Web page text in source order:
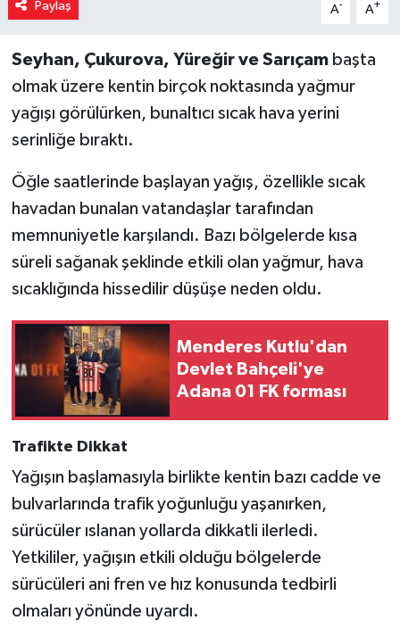
Paylaş A- A+
Seyhan, Çukurova, Yüreğir ve Sarıçambaşta
olmak üzere kentin birçok noktasında yağmur
yağışı görülürken, bunaltıcı sıcak hava yerini
serinliğe bıraktı.
Öğle saatlerinde başlayan yağış, özellikle sıcak
havadan bunalan vatandaşlar tarafından
memnuniyetle karşılandı. Bazı bölgelerde kısa
süreli sağanak şeklinde etkili olan yağmur, hava
sıcaklığında hissedilir düşüşe neden oldu.
Menderes Kutlu'dan
Devlet Bahçeli'ye
Adana 01 FK forması
Trafikte Dikkat
Yağışın başlamasıyla birlikte kentin bazı cadde ve
bulvarlarında trafik yoğunluğu yaşanırken,
sürücüler ıslanan yollarda dikkatli ilerledi.
Yetkililer, yağışın etkili olduğu bölgelerde
sürücüleri ani fren ve hız konusunda tedbirli
olmaları yönünde uyardı.